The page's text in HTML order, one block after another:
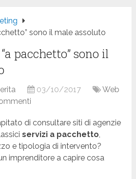
sono il male assoluto
pacchetto” sono il
03/10/2017
Web
di consultare siti di agenzie
servizi a pacchetto,
e tipologia di intervento?
imprenditore a capire cosa